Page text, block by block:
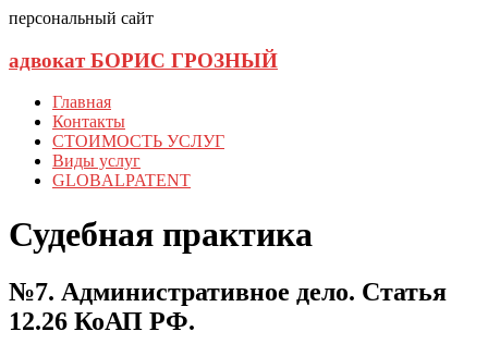
персональный сайт
адвокат БОРИС ГРОЗНЫЙ
Главная
Контакты
СТОИМОСТЬ УСЛУГ
Виды услуг
GLOBALPATENT
Судебная практика
№7. Административное дело. Статья
12.26 КоАП РФ.